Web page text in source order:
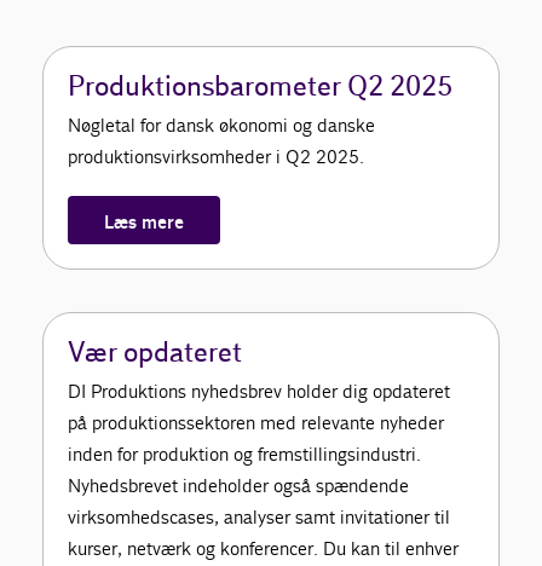
Produktionsbarometer Q2 2025
Nøgletal for dansk økonomi og danske
produktionsvirksomheder i Q2 2025.
Læs mere
Vær opdateret
DI Produktions nyhedsbrev holder dig opdateret
på produktionssektoren med relevante nyheder
inden for produktion og fremstillingsindustri.
Nyhedsbrevet indeholder også spændende
virksomhedscases, analyser samt invitationer til
kurser, netværk og konferencer. Du kan til enhver